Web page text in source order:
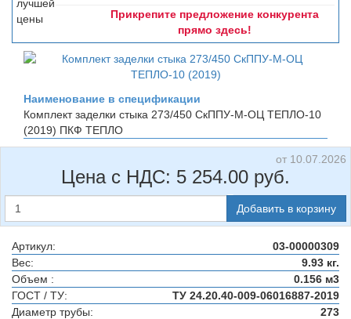
Прикрепите предложение конкурента
прямо здесь!
Наименование в спецификации
Комплект заделки стыка 273/450 СкППУ-М-ОЦ ТЕПЛО-10
(2019) ПКФ ТЕПЛО
от 10.07.2026
Цена с НДС: 5 254.00 руб.
Добавить в корзину
Артикул:
03-00000309
Вес:
9.93 кг.
Объем :
0.156 м3
ГОСТ / ТУ:
ТУ 24.20.40-009-06016887-2019
Диаметр трубы:
273